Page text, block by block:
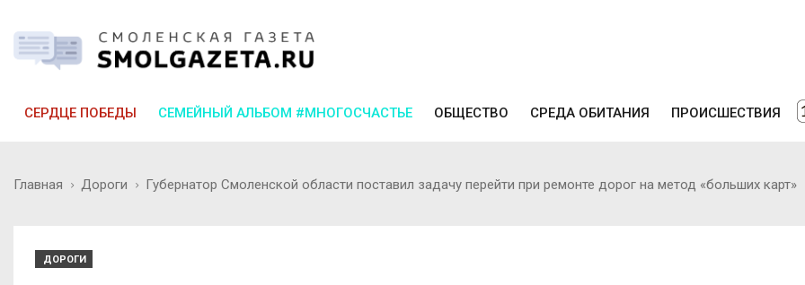
СЕРДЦЕ ПОБЕДЫ СЕМЕЙНЫЙ АЛЬБОМ #МНОГОСЧАСТЬЕ ОБЩЕСТВО СРЕДА ОБИТАНИЯ ПРОИСШЕСТВИЯ
Главная Дороги Губернатор Смоленской области поставил задачу перейти при ремонте дорог на метод «больших карт»
ДОРОГИ